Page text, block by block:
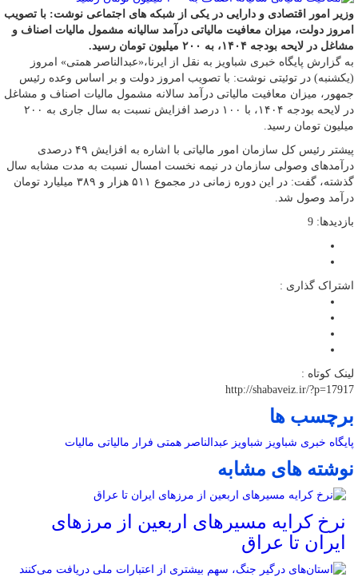
وزیر امور اقتصادی و دارایی در یکی از شبکه های اجتماعی نوشت: با تصویب
امروز دولت، میزان معافیت مالیاتی درآمد سالیانه مشمول مالیات اصناف و
مشاغل در لایحه بودجه ۱۴۰۴، به ۲۰۰ میلیون تومان رسید.
به گزارش پایگاه خبری شباویز به نقل از ایرنا،«عبدالناصر همتی» امروز
(یکشنبه) در توئیتی نوشت: با تصویب امروز دولت و بر اساس وعده رئیس
جمهور، میزان معافیت مالیاتی درآمد سالانه مشمول مالیات اصناف و مشاغل
در لایحه بودجه ۱۴۰۴، با ۱۰۰ درصد افزایش نسبت به سال جاری به ۲۰۰
میلیون تومان رسید.
پیشتر رئیس ‌کل سازمان امور مالیاتی با اشاره به افزایش ۴۹ درصدی
درآمدهای وصولی سازمان در نیمه نخست امسال نسبت به مدت مشابه سال
گذشته، گفت: در این دوره زمانی در مجموع ۵۱۱ هزار و ۳۸۹ میلیارد تومان
درآمد وصول شد.
بازدیدها: 9
اشتراک گذاری :
لینک کوتاه :
http://shabaveiz.ir/?p=17917
برچسب ها
پایگاه خبری شباویز شباویز عبدالناصر همتی فرار مالیاتی مالیات
نوشته های مشابه
نرخ کرایه مسیرهای اربعین از مرزهای
ایران تا عراق